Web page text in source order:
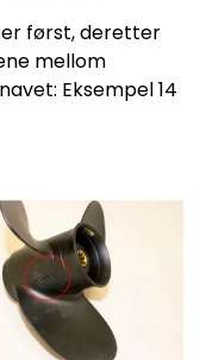
først, deretter
mellom
Eksempel 14